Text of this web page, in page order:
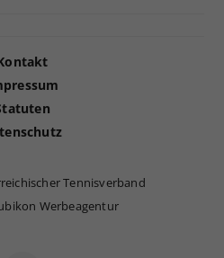
Tennisverband
Werbeagentur